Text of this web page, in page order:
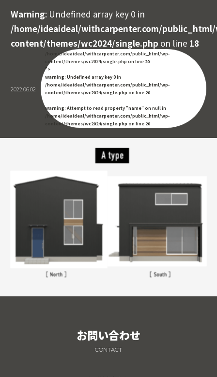
Warning: Undefined array key 0 in
/home/ideaideal/withcarpenter.com/
content/themes/wc2024/single.php on line 18
2022.06.02
/home/ideaideal/withcarpenter.com/public_html/wp-
content/themes/wc2024/single.php on line 20
">
Warning: Undefined array key 0 in
/home/ideaideal/withcarpenter.com/public_html/wp-
content/themes/wc2024/single.php on line 20
Warning: Attempt to read property "name" on null in
/home/ideaideal/withcarpenter.com/public_html/wp-
content/themes/wc2024/single.php on line 20
お問い合わせ
CONTACT